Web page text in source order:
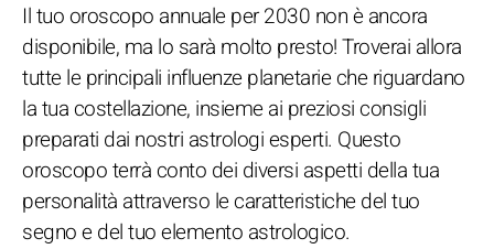
Il tuo oroscopo annuale per 2030 non è ancora
disponibile, ma lo sarà molto presto! Troverai allora
tutte le principali influenze planetarie che riguardano
la tua costellazione, insieme ai preziosi consigli
preparati dai nostri astrologi esperti. Questo
oroscopo terrà conto dei diversi aspetti della tua
personalità attraverso le caratteristiche del tuo
segno e del tuo elemento astrologico.